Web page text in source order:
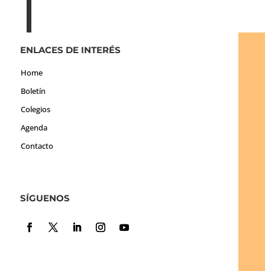
ENLACES DE INTERÉS
Home
Boletín
Colegios
Agenda
Contacto
SÍGUENOS